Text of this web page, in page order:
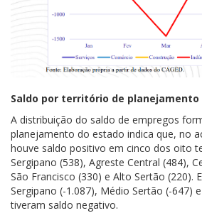
Saldo por território de planejamento
A distribuição do saldo de empregos
planejamento do estado indica que, no
houve saldo positivo em cinco dos oito
Sergipano (538), Agreste Central (484),
São Francisco (330) e Alto Sertão (220).
Sergipano (-1.087), Médio Sertão (-647)
tiveram saldo negativo.